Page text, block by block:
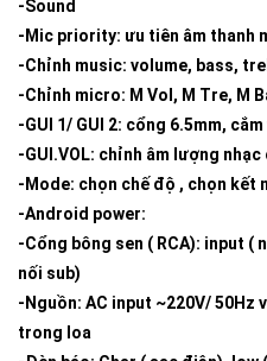
-Sound
-Mic priority: ưu tiên âm thanh
-Chỉnh music: volume, bass,
-Chỉnh micro: M Vol, M Tre, M
-GUI 1/ GUI 2: cổng 6.5mm,
-GUI.VOL: chỉnh âm lượng nhạc
-Mode: chọn chế độ , chọn kết
-Android power:
-Cổng bông sen ( RCA): input (
nối sub)
-Nguồn: AC input ~220V/ 50Hz
trong loa